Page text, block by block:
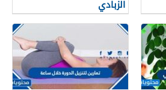
الزبادي